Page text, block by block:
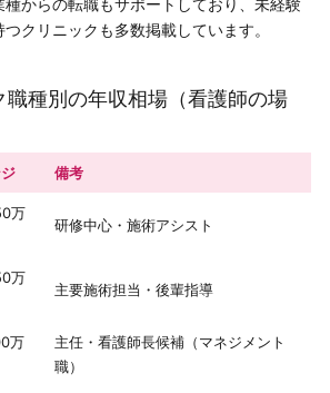
種からの転職もサポートしており、未経験
クリニックも多数掲載しています。
職種別の年収相場（看護師の場
備考
万
研修中心・施術アシスト
万
主要施術担当・後輩指導
万
主任・看護師長候補（マネジメント
職）